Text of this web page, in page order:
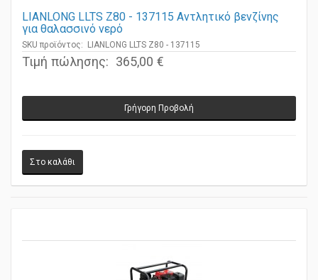
LIANLONG LLTS Z80 - 137115 Αντλητικό βενζίνης
για θαλασσινό νερό
SKU προϊόντος: LIANLONG LLTS Z80 - 137115
Τιμή πώλησης: 365,00 €